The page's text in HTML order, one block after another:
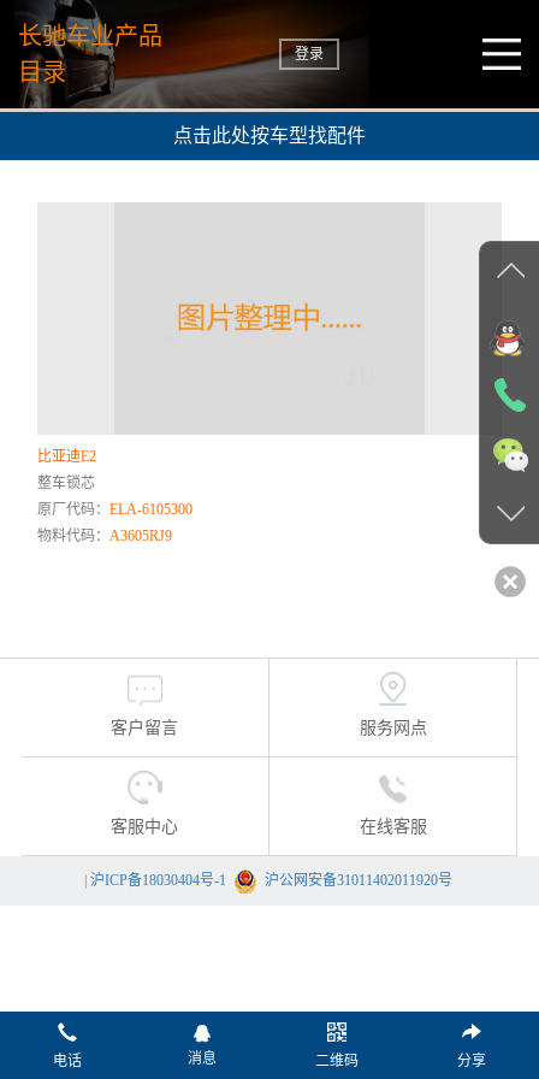
长驰车业产品
目录
登录
点击此处按车型找配件
比亚迪E2
整车锁芯
原厂代码：ELA-6105300
物料代码：A3605RJ9
客户留言 服务网点
客服中心 在线客服
沪ICP备18030404号-1 沪公网安备31011402011920号
电话 消息 二维码 分享